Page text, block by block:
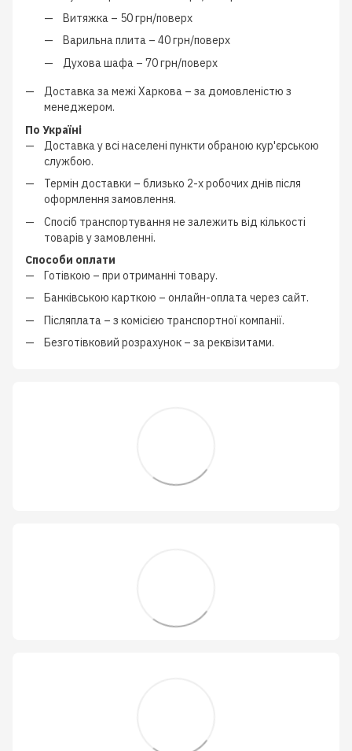
Витяжка – 50 грн/поверх
Варильна плита – 40 грн/поверх
Духова шафа – 70 грн/поверх
Доставка за межі Харкова – за домовленістю з
менеджером.
По Україні
Доставка у всі населені пункти обраною кур'єрською
службою.
Термін доставки – близько 2-х робочих днів після
оформлення замовлення.
Спосіб транспортування не залежить від кількості
товарів у замовленні.
Способи оплати
Готівкою – при отриманні товару.
Банківською карткою – онлайн-оплата через сайт.
Післяплата – з комісією транспортної компанії.
Безготівковий розрахунок – за реквізитами.